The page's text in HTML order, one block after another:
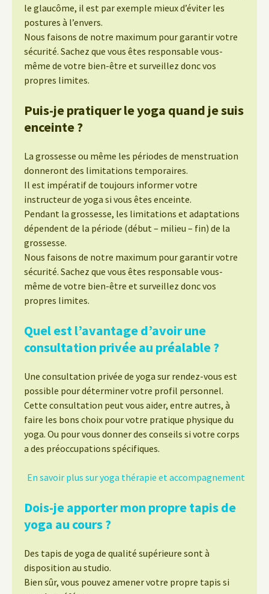
le glaucôme, il est par exemple mieux d’éviter les
postures à l’envers.
Nous faisons de notre maximum pour garantir votre
sécurité. Sachez que vous êtes responsable vous-
même de votre bien-être et surveillez donc vos
propres limites.
Puis-je pratiquer le yoga quand je suis
enceinte ?
La grossesse ou même les périodes de menstruation
donneront des limitations temporaires.
Il est impératif de toujours informer votre
instructeur de yoga si vous êtes enceinte.
Pendant la grossesse, les limitations et adaptations
dépendent de la période (début – milieu – fin) de la
grossesse.
Nous faisons de notre maximum pour garantir votre
sécurité. Sachez que vous êtes responsable vous-
même de votre bien-être et surveillez donc vos
propres limites.
Quel est l’avantage d’avoir une
consultation privée au préalable ?
Une consultation privée de yoga sur rendez-vous est
possible pour déterminer votre profil personnel.
Cette consultation peut vous aider, entre autres, à
faire les bons choix pour votre pratique physique du
yoga. Ou pour vous donner des conseils si votre corps
a des préoccupations spécifiques.
En savoir plus sur yoga thérapie et accompagnement
Dois-je apporter mon propre tapis de
yoga au cours ?
Des tapis de yoga de qualité supérieure sont à
disposition au studio.
Bien sûr, vous pouvez amener votre propre tapis si